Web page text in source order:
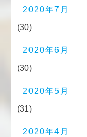
2020年7月
(30)
2020年6月
(30)
2020年5月
(31)
2020年4月